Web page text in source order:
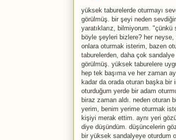
yüksek taburelerde oturmayı
görülmüş. bir şeyi neden
yaratıklarız, bilmiyorum.
böyle şeyleri bizlere? her
onlara oturmak isterim, bazen
taburelerden, daha çok
görülmüş. yüksek taburelere
hep tek başıma ve her zaman
kadar da orada oturan başka bir
oturduğum yerde bir adam
biraz zaman aldı. neden oturan
yerim, benim yerime oturmak
kişiyi merak ettim. aynı yeri
diye düşündüm. düşüncelerin
bir yüksek sandalyeye oturdum